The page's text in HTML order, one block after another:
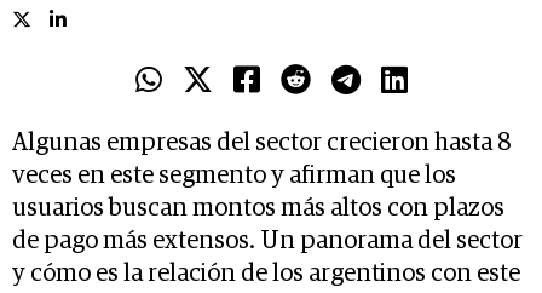
Algunas empresas del sector crecieron hasta 8
veces en este segmento y afirman que los
usuarios buscan montos más altos con plazos
de pago más extensos. Un panorama del sector
y cómo es la relación de los argentinos con este